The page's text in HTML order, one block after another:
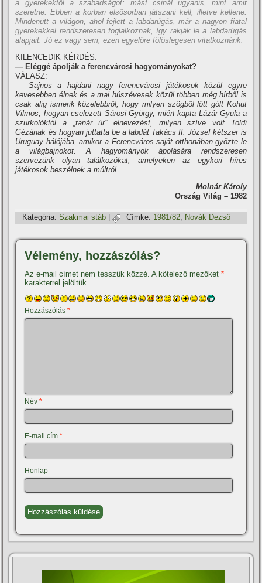
a gyerekektől a szabadságot: mást csinál ugyanis, mint amit
szeretne. Ebben a korban elsősorban játszani kell, illetve kellene.
Mindenütt a világon, ahol fejlett a labdarúgás, már a nagyon fiatal
gyerekekkel rendszeresen foglalkoznak, í­gy rakják le a labdarúgás
alapjait. Jó ez vagy sem, ezen egyelőre fölöslegesen vitatkoznánk.
KILENCEDIK KÉRDÉS:
— Eléggé ápolják a ferencvárosi hagyományokat?
VÁLASZ:
— Sajnos a hajdani nagy ferencvárosi játékosok közül egyre
kevesebben élnek és a mai húszévesek közül többen még hí­rből is
csak alig ismerik közelebbről, hogy milyen szögből lőtt gólt Kohut
Vilmos, hogyan cselezett Sárosi György, miért kapta Lázár Gyula a
szurkolóktól a „tanár úr” elnevezést, milyen szí­ve volt Toldi
Gézának és hogyan juttatta be a labdát Takács II. József kétszer is
Uruguay hálójába, amikor a Ferencváros saját otthonában győzte le
a világbajnokot. A hagyományok ápolására rendszeresen
szervezünk olyan találkozókat, amelyeken az egykori hí­res
játékosok beszélnek a múltról.
Molnár Károly
Ország Világ – 1982
Kategória: Szakmai stáb | Címke: 1981/82, Novák Dezső
Vélemény, hozzászólás?
Az e-mail címet nem tesszük közzé. A kötelező mezőket*
karakterrel jelöltük
Hozzászólás*
Név*
E-mail cím*
Honlap